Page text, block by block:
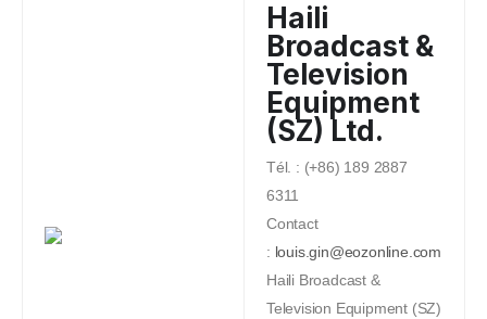
Haili
Broadcast &
Television
Equipment
(SZ) Ltd.
Tél. : (+86) 189 2887
6311
Contact
: louis.gin@eozonline.com
Haili Broadcast &
Television Equipment (SZ)